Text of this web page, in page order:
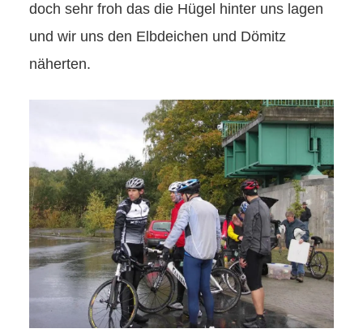
doch sehr froh das die Hügel hinter uns lagen
und wir uns den Elbdeichen und Dömitz
näherten.